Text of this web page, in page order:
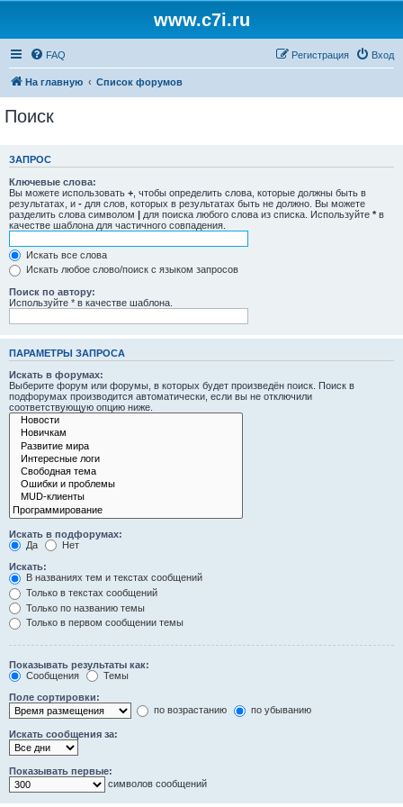
www.c7i.ru
FAQ Вход
Регистрация
На главную Список форумов
Поиск
ЗАПРОС
Ключевые слова:
Вы можете использовать + , чтобы определить слова, которые должны быть в
результатах, и - для слов, которых в результатах быть не должно. Вы можете
разделить слова символом | для поиска любого слова из списка. Используйте * в
качестве шаблона для частичного совпадения.
Искать все слова
Искать любое слово/поиск с языком запросов
Поиск по автору:
Используйте * в качестве шаблона.
ПАРАМЕТРЫ ЗАПРОСА
Искать в форумах:
Выберите форум или форумы, в которых будет произведён поиск. Поиск в
подфорумах производится автоматически, если вы не отключили
соответствующую опцию ниже.
Искать в подфорумах:
Да
Нет
Искать:
В названиях тем и текстах сообщений
Только в текстах сообщений
Только по названию темы
Только в первом сообщении темы
Показывать результаты как:
Сообщения
Темы
Поле сортировки:
по возрастанию
по убыванию
Искать сообщения за:
Показывать первые:
символов сообщений